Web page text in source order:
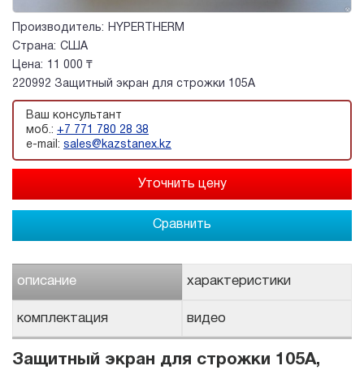
Производитель:
HYPERTHERM
Страна: США
Цена:
11 000 ₸
220992 Защитный экран для строжки 105А
Ваш консультант
моб.: +7 771 780 28 38
e-mail: sales@kazstanex.kz
Сравнить
описание характеристики
комплектация видео
Защитный экран для строжки 105А,